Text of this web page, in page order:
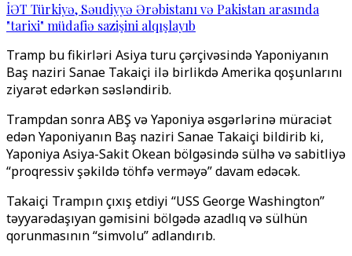
İƏT Türkiyə, Səudiyyə Ərəbistanı və Pakistan arasında
"tarixi" müdafiə sazişini alqışlayıb
Tramp bu fikirləri Asiya turu çərçivəsində Yaponiyanın
Baş naziri Sanae Takaiçi ilə birlikdə Amerika qoşunlarını
ziyarət edərkən səsləndirib.
Trampdan sonra ABŞ və Yaponiya əsgərlərinə müraciət
edən Yaponiyanın Baş naziri Sanae Takaiçi bildirib ki,
Yaponiya Asiya-Sakit Okean bölgəsində sülhə və sabitliyə
“proqressiv şəkildə töhfə verməyə” davam edəcək.
Takaiçi Trampın çıxış etdiyi ‘‘USS George Washington’’
təyyarədaşıyan gəmisini bölgədə azadlıq və sülhün
qorunmasının “simvolu” adlandırıb.